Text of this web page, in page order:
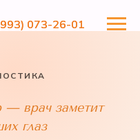
073-26-01
073-26-01
— врач заметит
глаз